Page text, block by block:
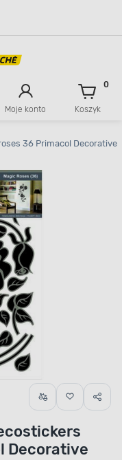
Moje konto Koszyk
0
36 Primacol Decorative
Decorative